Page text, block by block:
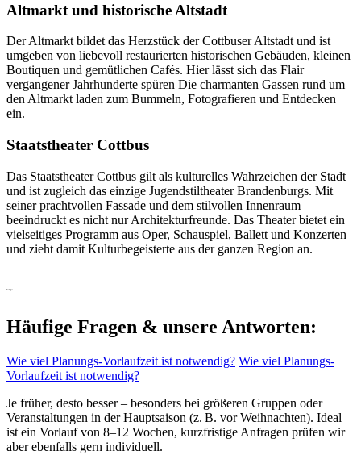
Altmarkt und historische Altstadt
Der Altmarkt bildet das Herzstück der Cottbuser Altstadt und ist
umgeben von liebevoll restaurierten historischen Gebäuden, kleinen
Boutiquen und gemütlichen Cafés. Hier lässt sich das Flair
vergangener Jahrhunderte spüren Die charmanten Gassen rund um
den Altmarkt laden zum Bummeln, Fotografieren und Entdecken
ein.
Staatstheater Cottbus
Das Staatstheater Cottbus gilt als kulturelles Wahrzeichen der Stadt
und ist zugleich das einzige Jugendstiltheater Brandenburgs. Mit
seiner prachtvollen Fassade und dem stilvollen Innenraum
beeindruckt es nicht nur Architekturfreunde. Das Theater bietet ein
vielseitiges Programm aus Oper, Schauspiel, Ballett und Konzerten
und zieht damit Kulturbegeisterte aus der ganzen Region an.
FAQ's
Häufige Fragen & unsere Antworten:
Wie viel Planungs-Vorlaufzeit ist notwendig? Wie viel Planungs-
Vorlaufzeit ist notwendig?
Je früher, desto besser – besonders bei größeren Gruppen oder
Veranstaltungen in der Hauptsaison (z. B. vor Weihnachten). Ideal
ist ein Vorlauf von 8–12 Wochen, kurzfristige Anfragen prüfen wir
aber ebenfalls gern individuell.